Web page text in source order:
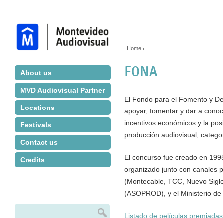
About us
MVD Audiovisual Partner
Locations
Festivals
Contact us
Credits
Home ›
FONA
El Fondo para el Fomento y
apoyar, fomentar y dar a
incentivos económicos y la
producción audiovisual,
El concurso fue creado en
organizado junto con canales
(Montecable, TCC, Nuevo
(ASOPROD), y el Ministerio
Listado de películas